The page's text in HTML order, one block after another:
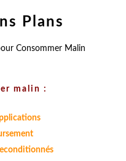
Plans
malin :